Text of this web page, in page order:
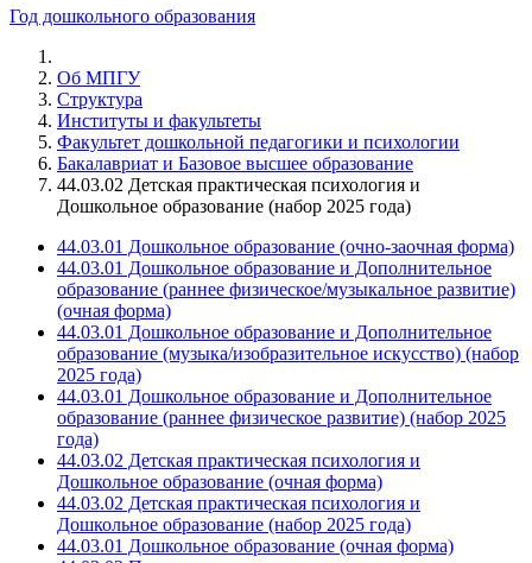
Год дошкольного образования
Об МПГУ
Структура
Институты и факультеты
Факультет дошкольной педагогики и психологии
Бакалавриат и Базовое высшее образование
44.03.02 Детская практическая психология и
Дошкольное образование (набор 2025 года)
44.03.01 Дошкольное образование (очно-заочная форма)
44.03.01 Дошкольное образование и Дополнительное
образование (раннее физическое/музыкальное развитие)
(очная форма)
44.03.01 Дошкольное образование и Дополнительное
образование (музыка/изобразительное искусство) (набор
2025 года)
44.03.01 Дошкольное образование и Дополнительное
образование (раннее физическое развитие) (набор 2025
года)
44.03.02 Детская практическая психология и
Дошкольное образование (очная форма)
44.03.02 Детская практическая психология и
Дошкольное образование (набор 2025 года)
44.03.01 Дошкольное образование (очная форма)